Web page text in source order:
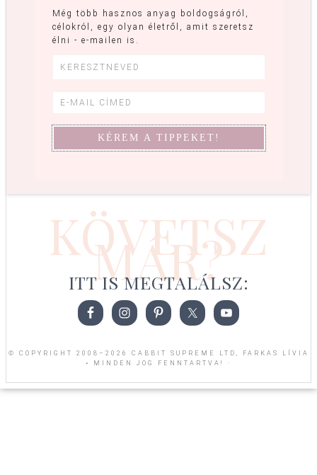
Még több hasznos anyag boldogságról,
célokról, egy olyan életről, amit szeretsz
élni - e-mailen is.
KÖVETSZ
MÁR?
ITT IS MEGTALÁLSZ:
© COPYRIGHT 2008–2026 CABBIT SUPREME LTD, FARKAS LÍVIA
• MINDEN JOG FENNTARTVA! ·